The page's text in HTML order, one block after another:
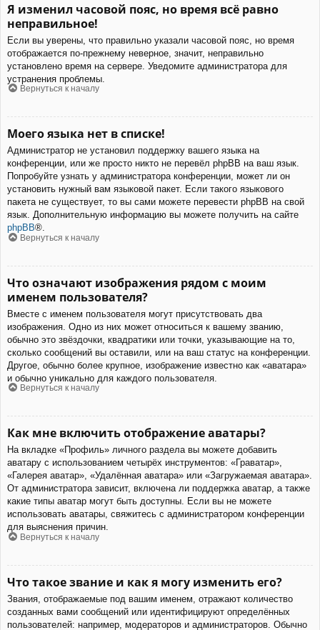
Я изменил часовой пояс, но время всё равно
неправильное!
Если вы уверены, что правильно указали часовой пояс, но время
отображается по-прежнему неверное, значит, неправильно
установлено время на сервере. Уведомите администратора для
устранения проблемы.
Вернуться к началу
Моего языка нет в списке!
Администратор не установил поддержку вашего языка на
конференции, или же просто никто не перевёл phpBB на ваш язык.
Попробуйте узнать у администратора конференции, может ли он
установить нужный вам языковой пакет. Если такого языкового
пакета не существует, то вы сами можете перевести phpBB на свой
язык. Дополнительную информацию вы можете получить на сайте
phpBB®.
Вернуться к началу
Что означают изображения рядом с моим
именем пользователя?
Вместе с именем пользователя могут присутствовать два
изображения. Одно из них может относиться к вашему званию,
обычно это звёздочки, квадратики или точки, указывающие на то,
сколько сообщений вы оставили, или на ваш статус на конференции.
Другое, обычно более крупное, изображение известно как «аватара»
и обычно уникально для каждого пользователя.
Вернуться к началу
Как мне включить отображение аватары?
На вкладке «Профиль» личного раздела вы можете добавить
аватару с использованием четырёх инструментов: «Граватар»,
«Галерея аватар», «Удалённая аватара» или «Загружаемая аватара».
От администратора зависит, включена ли поддержка аватар, а также
какие типы аватар могут быть доступны. Если вы не можете
использовать аватары, свяжитесь с администратором конференции
для выяснения причин.
Вернуться к началу
Что такое звание и как я могу изменить его?
Звания, отображаемые под вашим именем, отражают количество
созданных вами сообщений или идентифицируют определённых
пользователей: например, модераторов и администраторов. Обычно